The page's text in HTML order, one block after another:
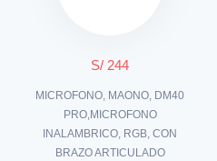
S/ 244
MICROFONO, MAONO, DM40
PRO,MICROFONO
INALAMBRICO, RGB, CON
BRAZO ARTICULADO